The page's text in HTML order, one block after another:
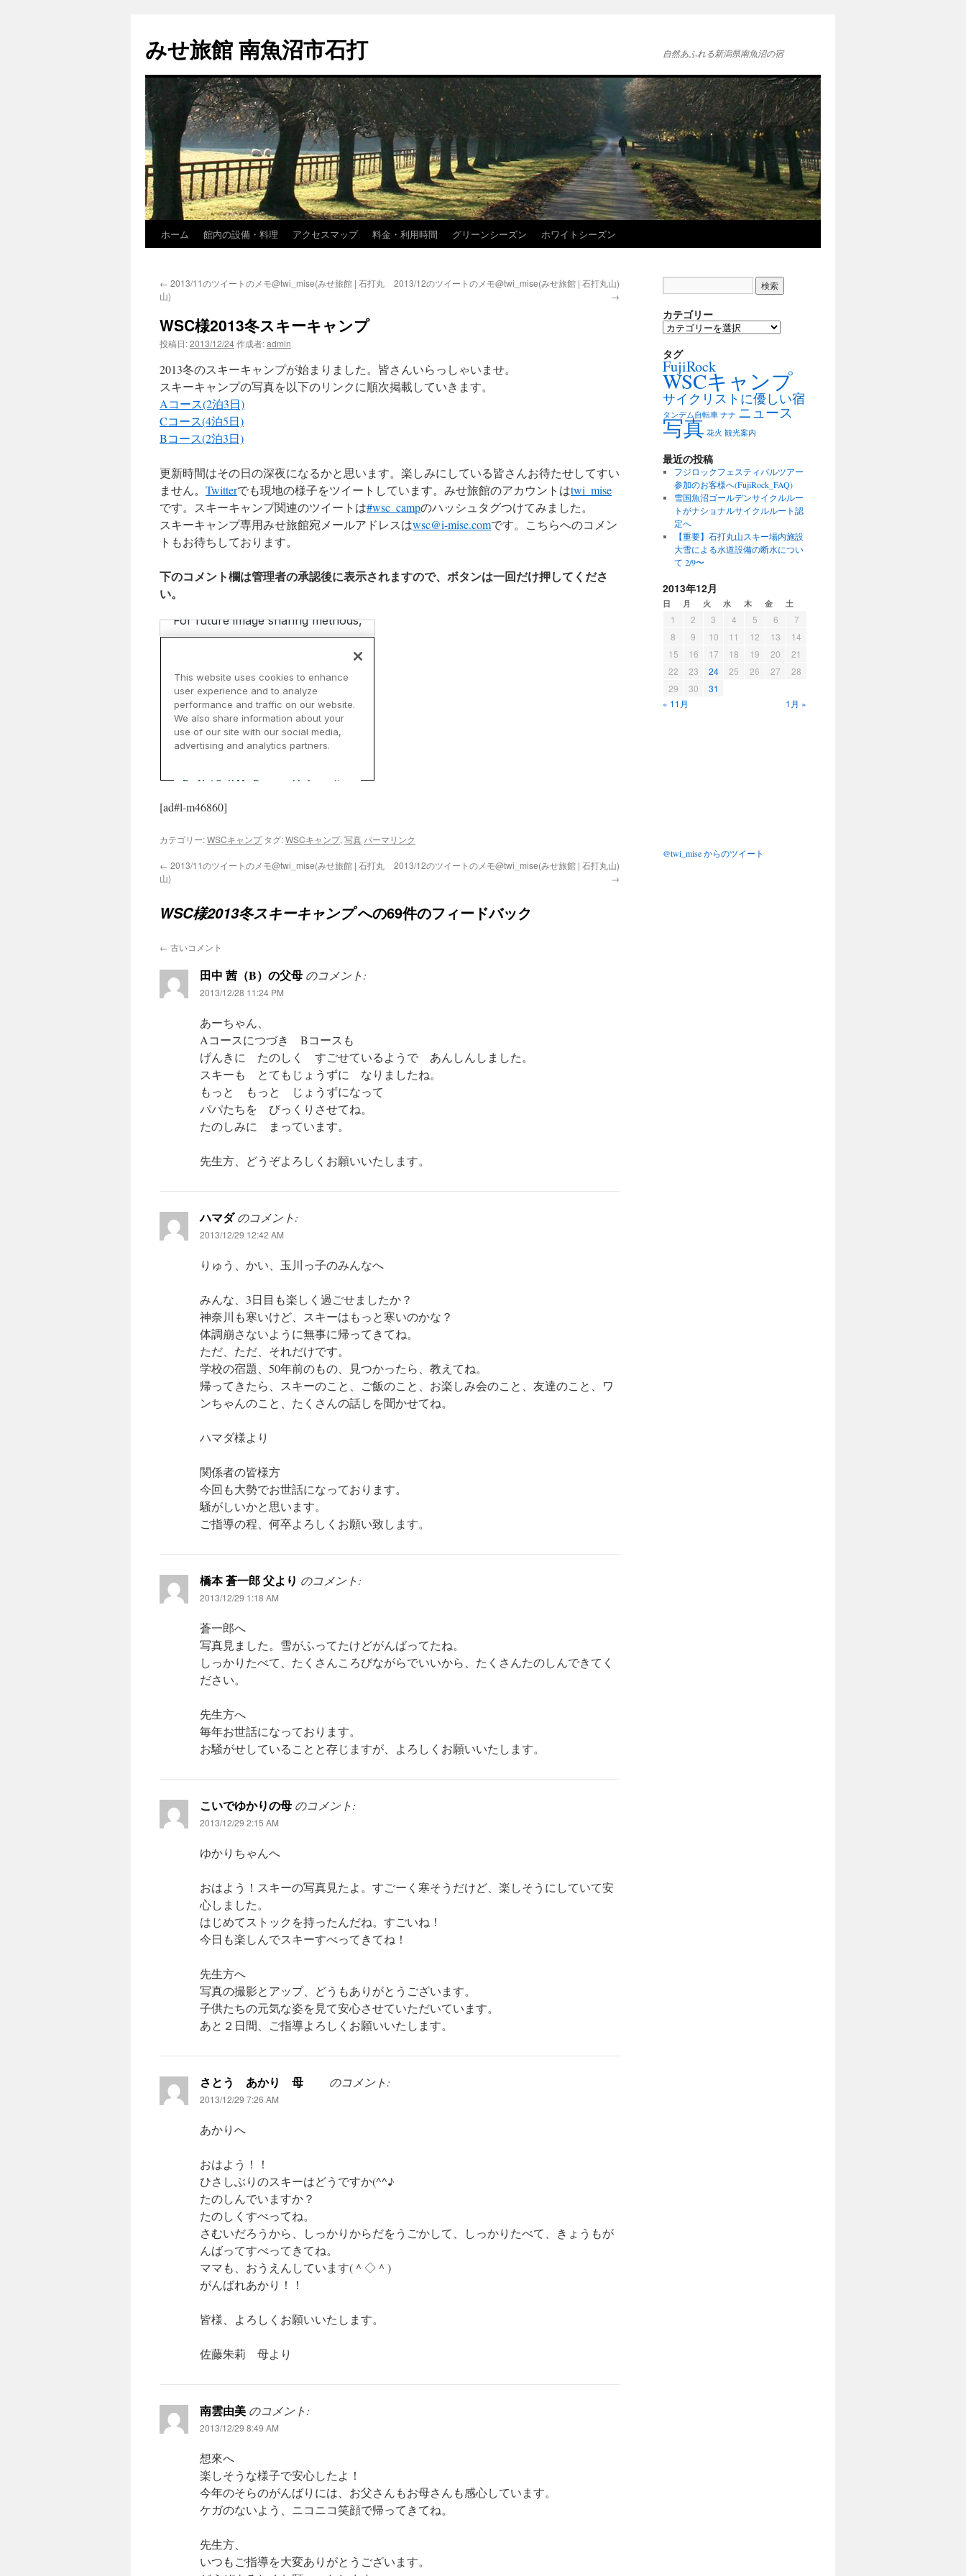
テ
ン
ス
キ
ッ
プ
みせ旅館 南魚沼市石打 自然あふれる新潟県南魚沼の宿
ホーム 館内の設備・料理 アクセスマップ 料金・利用時間 グリーンシーズン ホワイトシーズン
← 2013/11のツイートのメモ@twi_mise(みせ旅館 | 石打丸
山)
2013/12のツイートのメモ@twi_mise(みせ旅館 | 石打丸山)
→
WSC様2013冬スキーキャンプ
投稿日:2013/12/24作成者:admin
2013冬のスキーキャンプが始まりました。皆さんいらっしゃいませ。
スキーキャンプの写真を以下のリンクに順次掲載していきます。
Aコース(2泊3日)
Cコース(4泊5日)
Bコース(2泊3日)
更新時間はその日の深夜になるかと思います。楽しみにしている皆さんお待たせしてすい
ません。 Twitterでも現地の様子をツイートしています。みせ旅館のアカウントはtwi_mise
です。スキーキャンプ関連のツイートは#wsc_campのハッシュタグつけてみました。
スキーキャンプ専用みせ旅館宛メールアドレスはwsc@i-mise.comです。こちらへのコメン
トもお待ちしております。
下のコメント欄は管理者の承認後に表示されますので、ボタンは一回だけ押してくださ
い。
[ad#l-m46860]
カテゴリー:WSCキャンプタグ:WSCキャンプ, 写真 パーマリンク
← 2013/11のツイートのメモ@twi_mise(みせ旅館 | 石打丸
山)
2013/12のツイートのメモ@twi_mise(みせ旅館 | 石打丸山)
→
WSC様2013冬スキーキャンプへの69件のフィードバック
← 古いコメント
田中 茜（B）の父母 のコメント:
2013/12/28 11:24 PM
あーちゃん、
Aコースにつづき Bコースも
げんきに たのしく すごせているようで あんしんしました。
スキーも とてもじょうずに なりましたね。
もっと もっと じょうずになって
パパたちを びっくりさせてね。
たのしみに まっています。
先生方、どうぞよろしくお願いいたします。
ハマダ のコメント:
2013/12/29 12:42 AM
りゅう、かい、玉川っ子のみんなへ
みんな、3日目も楽しく過ごせましたか？
神奈川も寒いけど、スキーはもっと寒いのかな？
体調崩さないように無事に帰ってきてね。
ただ、ただ、それだけです。
学校の宿題、50年前のもの、見つかったら、教えてね。
帰ってきたら、スキーのこと、ご飯のこと、お楽しみ会のこと、友達のこと、ワ
ンちゃんのこと、たくさんの話しを聞かせてね。
ハマダ様より
関係者の皆様方
今回も大勢でお世話になっております。
騒がしいかと思います。
ご指導の程、何卒よろしくお願い致します。
橋本 蒼一郎 父より のコメント:
2013/12/29 1:18 AM
蒼一郎へ
写真見ました。雪がふってたけどがんばってたね。
しっかりたべて、たくさんころびながらでいいから、たくさんたのしんできてく
ださい。
先生方へ
毎年お世話になっております。
お騒がせしていることと存じますが、よろしくお願いいたします。
こいでゆかりの母 のコメント:
2013/12/29 2:15 AM
ゆかりちゃんへ
おはよう！スキーの写真見たよ。すごーく寒そうだけど、楽しそうにしていて安
心しました。
はじめてストックを持ったんだね。すごいね！
今日も楽しんでスキーすべってきてね！
先生方へ
写真の撮影とアップ、どうもありがとうございます。
子供たちの元気な姿を見て安心させていただいています。
あと２日間、ご指導よろしくお願いいたします。
さとう あかり 母 のコメント:
2013/12/29 7:26 AM
あかりへ
おはよう！！
ひさしぶりのスキーはどうですか(^^♪
たのしんでいますか？
たのしくすべってね。
さむいだろうから、しっかりからだをうごかして、しっかりたべて、きょうもが
んばってすべってきてね。
ママも、おうえんしています(＾◇＾)
がんばれあかり！！
皆様、よろしくお願いいたします。
佐藤朱莉 母より
南雲由美 のコメント:
2013/12/29 8:49 AM
想來へ
楽しそうな様子で安心したよ！
今年のそらのがんばりには、お父さんもお母さんも感心しています。
ケガのないよう、ニコニコ笑顔で帰ってきてね。
先生方、
いつもご指導を大変ありがとうございます。
カテゴリー
カ
ゴ
リ
ー
タグ
FujiRock
WSCキャンプ
サイクリストに優しい宿
タンデム自転車 ナナ ニュース
写真 花火 観光案内
最近の投稿
フジロックフェスティバルツアー
参加のお客様へ(FujiRock_FAQ)
雪国魚沼ゴールデンサイクルルー
トがナショナルサイクルルート認
定へ
【重要】石打丸山スキー場内施設
大雪による水道設備の断水につい
て 2/9〜
2013年12月
日 月 火 水 木 金 土
1 2 3 4 5 6
7
8
9 10 11 12 13
14
15
16 17 18 19 20
21
22
23 24 25 26 27
28
29
30
31
« 11月
1月 »
@twi_mise からのツイート